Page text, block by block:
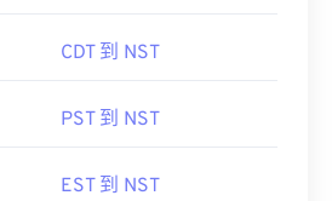
CDT 到 NST
PST 到 NST
EST 到 NST